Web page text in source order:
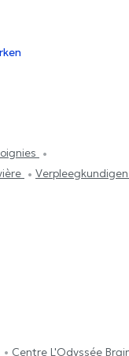
Centre L'Odyssée